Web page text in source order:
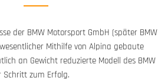
der BMW Motorsport GmbH (später BMW
Mithilfe von Alpina gebaute
an Gewicht reduzierte Modell des BMW
Schritt zum Erfolg.